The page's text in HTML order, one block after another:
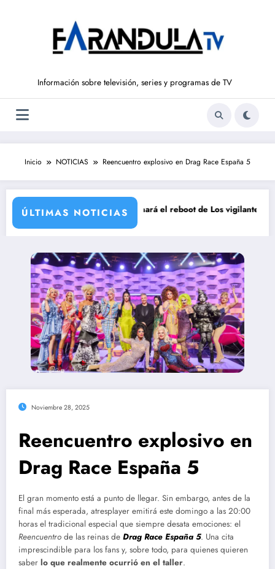
Información sobre televisión, series y programas de TV
Inicio NOTICIAS Reencuentro explosivo en Drag Race España 5
ÚLTIMAS NOTICIAS
All Stars 3
Prime Video estrenará el reboot de Los vigilantes de la playa
Noviembre 28, 2025
Reencuentro explosivo en
Drag Race España 5
El gran momento está a punto de llegar. Sin embargo, antes de la
final más esperada, atresplayer emitirá este domingo a las 20:00
horas el tradicional especial que siempre desata emociones: el
Reencuentro de las reinas de Drag Race España 5. Una cita
imprescindible para los fans y, sobre todo, para quienes quieren
saber lo que realmente ocurrió en el taller.